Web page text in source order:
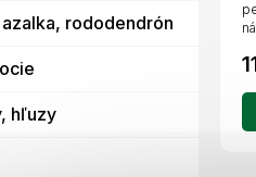
rododendrón
hľuzy